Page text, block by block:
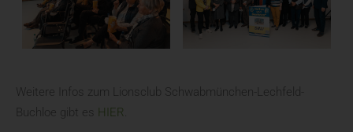
Weitere Infos zum Lionsclub Schwabmünchen-Lechfeld-
Buchloe gibt es HIER